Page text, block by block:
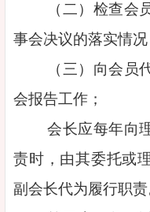
（二）检查会
事会决议的落实情况
（三）向会员
会报告工作；
会长应每年向
责时，由其委托或
副会长代为履行职责